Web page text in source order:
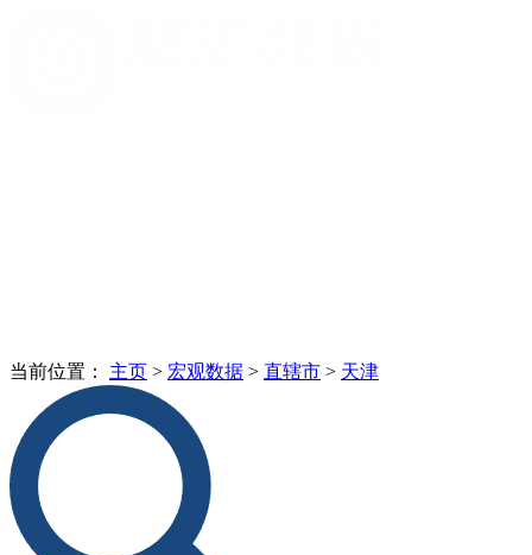
当前位置： 主页 > 宏观数据 > 直辖市 > 天津